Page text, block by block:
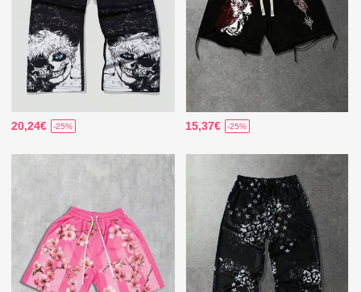
20,24€ -25% 15,37€ -25%